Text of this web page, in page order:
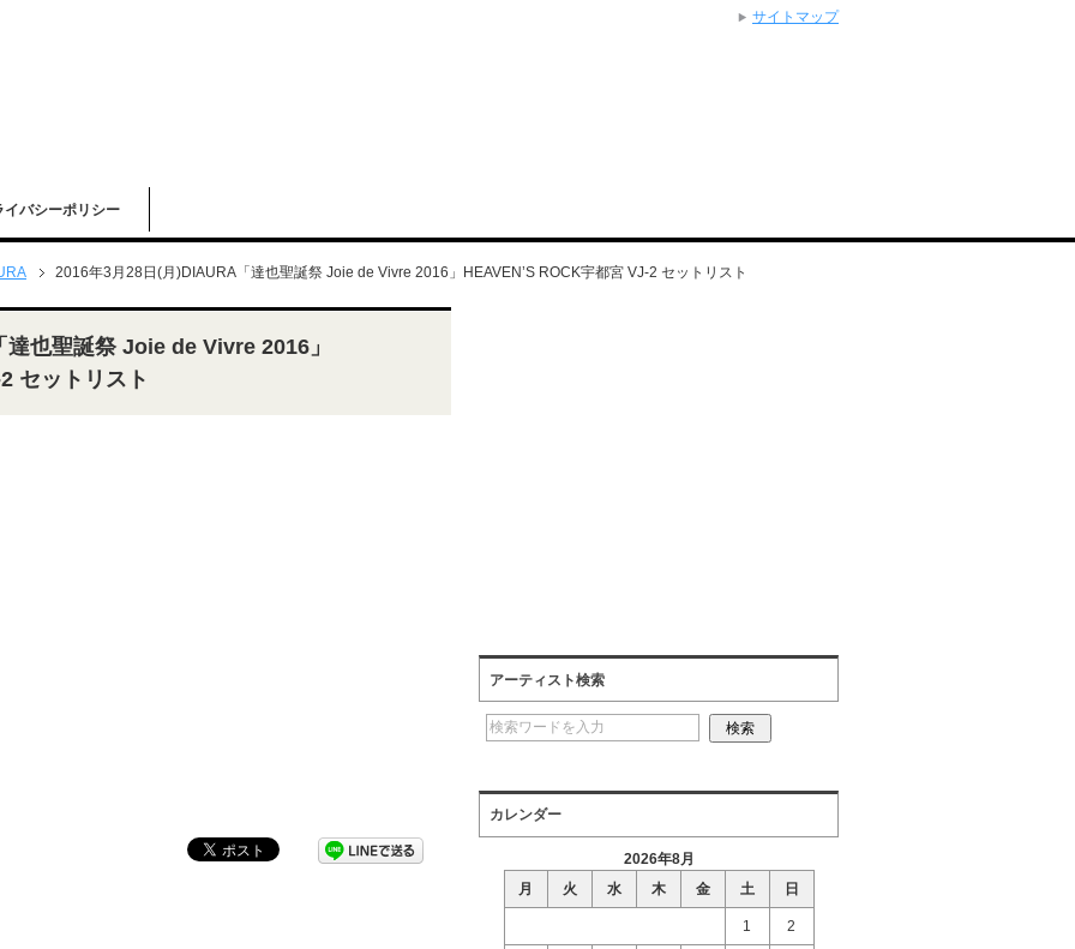
イバシーポリシー
2016年3月28日(月)DIAURA「達也聖誕祭 Joie de Vivre 2016」HEAVEN’S ROCK宇都宮 VJ-2 セットリスト
也聖誕祭 Joie de Vivre 2016」
セットリスト
アーティスト検索
カレンダー
2026年8月
月
火 水 木 金 土 日
1 2
サイトマップ